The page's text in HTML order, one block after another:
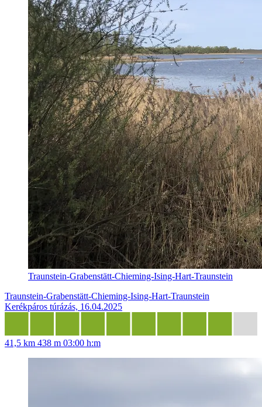
Traunstein-Grabenstätt-Chieming-Ising-Hart-Traunstein
Traunstein-Grabenstätt-Chieming-Ising-Hart-Traunstein
Kerékpáros túrázás, 16.04.2025
41,5 km 438 m 03:00 h:m